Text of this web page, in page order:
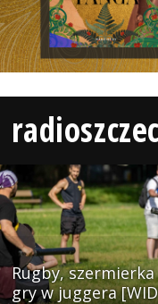
Rugby,
gry w juggera